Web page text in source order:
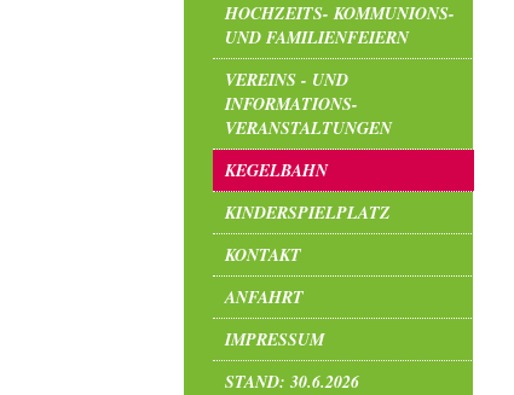
HOCHZEITS- KOMMUNIONS-
UND FAMILIENFEIERN
VEREINS - UND
INFORMATIONS-
VERANSTALTUNGEN
KEGELBAHN
KINDERSPIELPLATZ
KONTAKT
ANFAHRT
IMPRESSUM
STAND: 30.6.2026